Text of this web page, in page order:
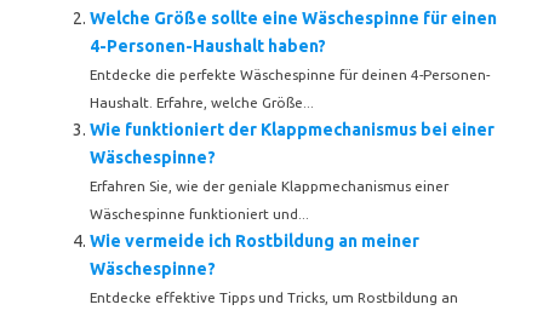
Welche Größe sollte eine Wäschespinne für einen
4-Personen-Haushalt haben?
Entdecke die perfekte Wäschespinne für deinen 4-Personen-
Haushalt. Erfahre, welche Größe...
Wie funktioniert der Klappmechanismus bei einer
Wäschespinne?
Erfahren Sie, wie der geniale Klappmechanismus einer
Wäschespinne funktioniert und...
Wie vermeide ich Rostbildung an meiner
Wäschespinne?
Entdecke effektive Tipps und Tricks, um Rostbildung an